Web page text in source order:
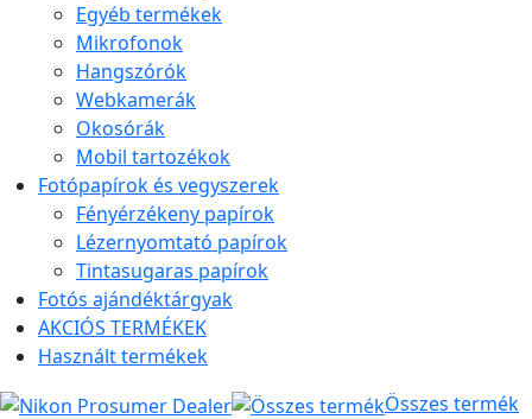
Egyéb termékek
Mikrofonok
Hangszórók
Webkamerák
Okosórák
Mobil tartozékok
Fotópapírok és vegyszerek
Fényérzékeny papírok
Lézernyomtató papírok
Tintasugaras papírok
Fotós ajándéktárgyak
AKCIÓS TERMÉKEK
Használt termékek
Összes termék